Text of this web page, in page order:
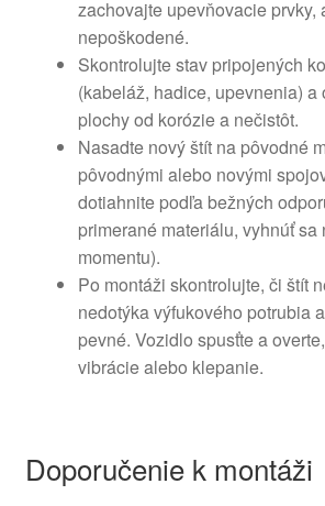
zachovajte upevňovacie prvky,
nepoškodené.
Skontrolujte stav pripojených
(kabeláž, hadice, upevnenia) a
plochy od korózie a nečistôt.
Nasadte nový štít na pôvodné
pôvodnými alebo novými
dotiahnite podľa bežných
primerané materiálu, vyhnúť sa
momentu).
Po montáži skontrolujte, či štít
nedotýka výfukového potrubia
pevné. Vozidlo spusťte a
vibrácie alebo klepanie.
Doporučenie k montáži